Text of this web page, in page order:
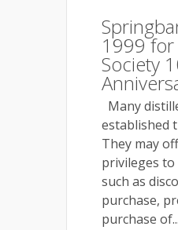
1999 for
Society
Many
established
They may
privileges
such as
purchase,
purchase of...